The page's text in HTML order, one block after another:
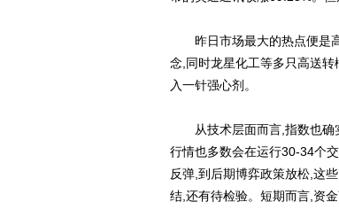
昨日市场最大的热点便是高
念,同时龙星化工等多只高送
入一针强心剂。
从技术层面而言,指数也确
行情也多数会在运行30-34个
反弹,到后期博弈政策放松,这
结,还有待检验。短期而言,资